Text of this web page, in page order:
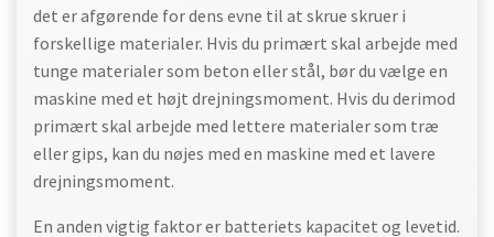
det er afgørende for dens evne til at skrue skruer i
forskellige materialer. Hvis du primært skal arbejde med
tunge materialer som beton eller stål, bør du vælge en
maskine med et højt drejningsmoment. Hvis du derimod
primært skal arbejde med lettere materialer som træ
eller gips, kan du nøjes med en maskine med et lavere
drejningsmoment.
En anden vigtig faktor er batteriets kapacitet og levetid.